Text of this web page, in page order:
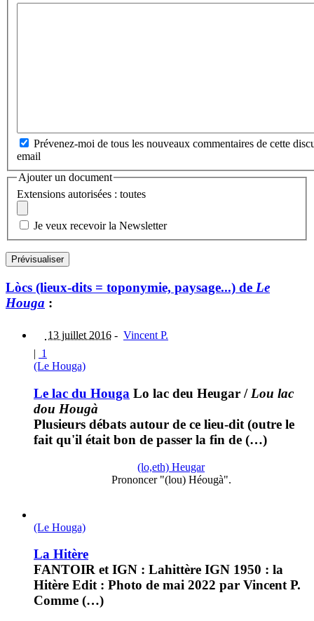
Prévenez-moi de tous les nouveaux commentaires de cette
email
Ajouter un document
Extensions autorisées : toutes
Je veux recevoir la Newsletter
Lòcs (lieux-dits = toponymie, paysage...) de Le
Houga :
13 juillet 2016 - Vincent P.
| 1
(Le Houga)
Le lac du Houga Lo lac deu Heugar / Lou lac
dou Hougà
Plusieurs débats autour de ce lieu-dit (outre le
fait qu'il était bon de passer la fin de (…)
(lo,eth) Heugar
Prononcer "(lou) Héougà".
(Le Houga)
La Hitère
FANTOIR et IGN : Lahittère IGN 1950 : la
Hitère Edit : Photo de mai 2022 par Vincent P.
Comme (…)